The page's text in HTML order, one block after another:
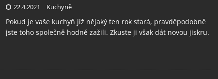
22.4.2021 Kuchyně
Pokud je vaše kuchyň již nějaký ten rok stará, pravděpodobně
jste toho společně hodně zažili. Zkuste ji však dát novou jiskru.